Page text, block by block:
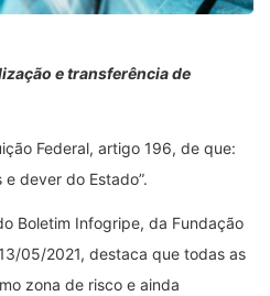
e transferência de
Federal, artigo 196, de que:
dever do Estado”.
Boletim Infogripe, da Fundação
05/2021, destaca que todas as
zona de risco e ainda